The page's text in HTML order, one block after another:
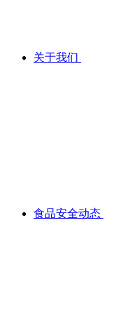
关于我们
食品安全动态